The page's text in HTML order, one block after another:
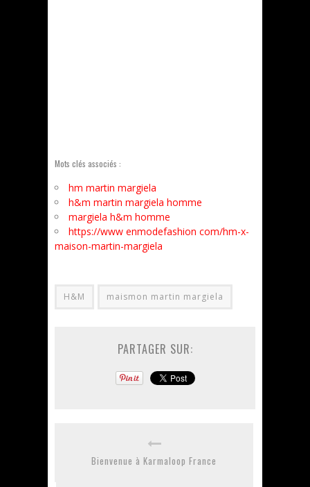
Mots clés associés :
hm martin margiela
h&m martin margiela homme
margiela h&m homme
https://www enmodefashion com/hm-x-
maison-martin-margiela
H&M maismon martin margiela
PARTAGER SUR:
Bienvenue à Karmaloop France